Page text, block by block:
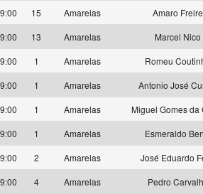
15 Amarelas
Amaro Freire
13 Amarelas
Marcel Nico
1 Amarelas
Romeu
1 Amarelas
Antonio José
1 Amarelas
Miguel Gomes da
1 Amarelas
Esmeraldo
2 Amarelas
José Eduardo
4 Amarelas
Pedro